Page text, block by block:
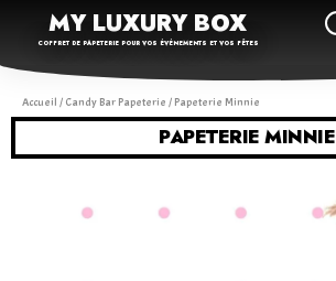
MY LUXURY BOX
COFFRET DE PAPETERIE POUR VOS ÉVÉNEMENTS ET VOS FÊTES
Accueil / Candy Bar Papeterie / Papeterie Minnie
PAPETERIE MINNIE